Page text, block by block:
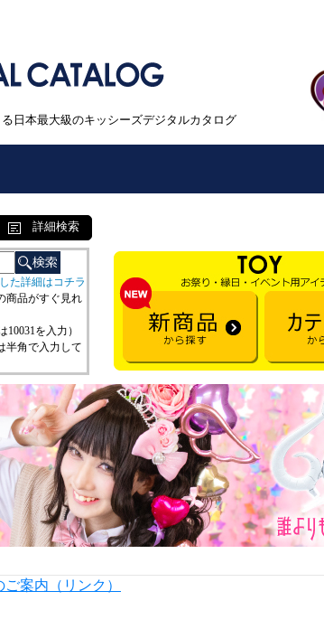
日本最大級のキッシーズデジタルカタログ
詳細検索
た詳細はコチラ
商品がすぐ見れ
10031を入力）
半角で入力して
案内（リンク）